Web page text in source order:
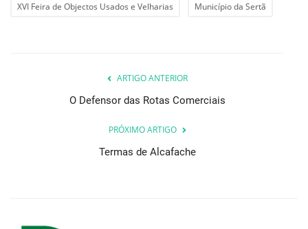
XVI Feira de Objectos Usados e Velharias Município da Sertã
ARTIGO ANTERIOR
O Defensor das Rotas Comerciais
PRÓXIMO ARTIGO
Termas de Alcafache